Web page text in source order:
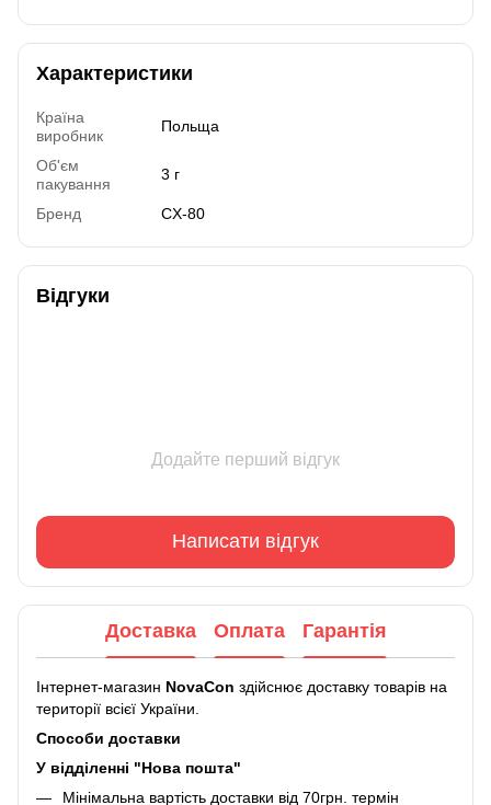
Характеристики
Країна
виробник
Польща
Об'єм
пакування
3 г
Бренд CX-80
Відгуки
Додайте перший відгук
Написати відгук
Доставка Оплата Гарантія
Інтернет-магазин NovaCon здійснює доставку товарів на
території всієї України.
Способи доставки
У відділенні "Нова пошта"
Мінімальна вартість доставки від 70грн. термін